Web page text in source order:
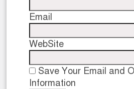
Email
WebSite
Save Your Email and
Information